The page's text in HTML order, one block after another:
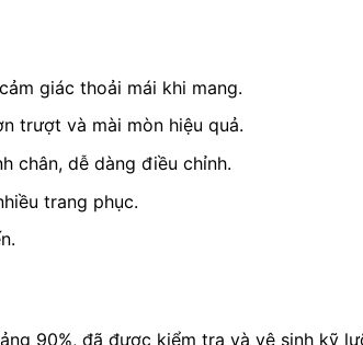
giác thoải mái khi mang.
trượt và mài mòn hiệu quả.
chân, dễ dàng điều chỉnh.
trang phục.
90%, đã được kiểm tra và vệ sinh kỹ